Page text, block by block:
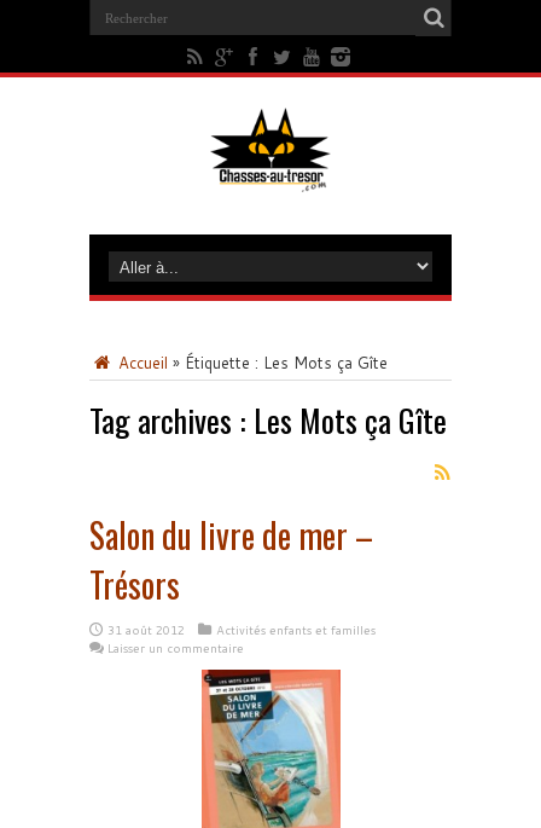
Accueil » Étiquette : Les Mots ça Gîte
Tag archives : Les Mots ça Gîte
Salon du livre de mer –
Trésors
31 août 2012
Activités enfants et familles
Laisser un commentaire